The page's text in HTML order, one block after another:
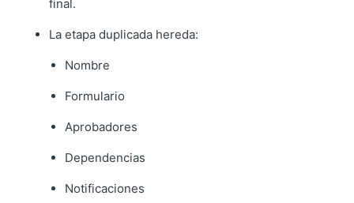
final.
La etapa duplicada hereda:
Nombre
Formulario
Aprobadores
Dependencias
Notificaciones